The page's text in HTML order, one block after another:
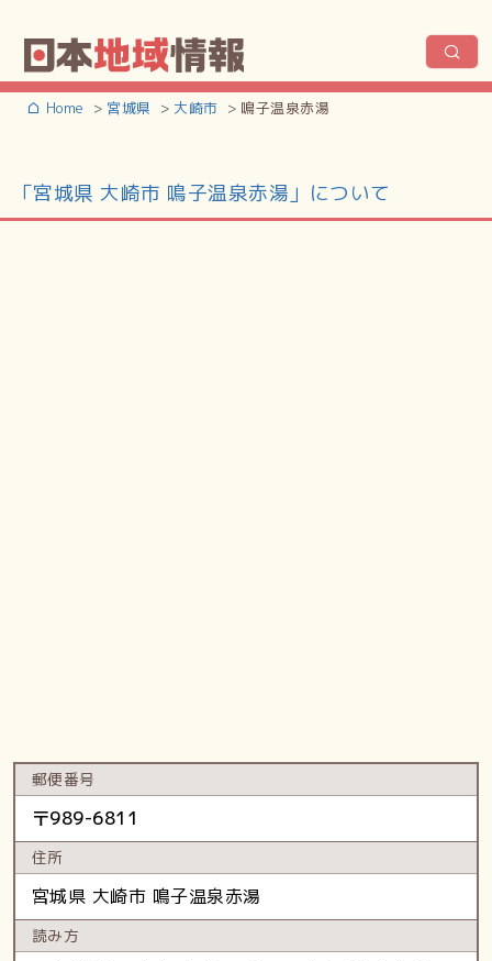
Home 宮城県 大崎市 鳴子温泉赤湯
「宮城県 大崎市 鳴子温泉赤湯」について
郵便番号
〒989-6811
住所
宮城県 大崎市 鳴子温泉赤湯
読み方